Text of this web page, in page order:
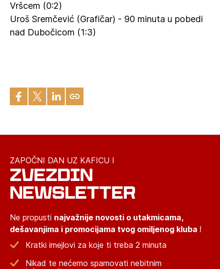
Vršcem (0:2)
Uroš Sremčević (Grafičar) - 90 minuta u pobedi
nad Dubočicom (1:3)
ZAPOČNI DAN UZ KAFICU I
ZVEZDIN
NEWSLETTER
Ne propusti najvažnije novosti o utakmicama,
dešavanjima i promocijama tvog omiljenog kluba !
Kratki imejlovi za koje ti treba 2 minuta
Nikad te nećemo spamovati nebitnim